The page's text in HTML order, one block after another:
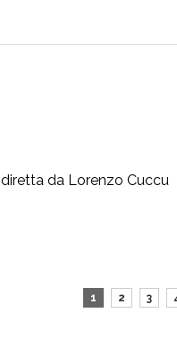
da Lorenzo Cuccu
1 2 3